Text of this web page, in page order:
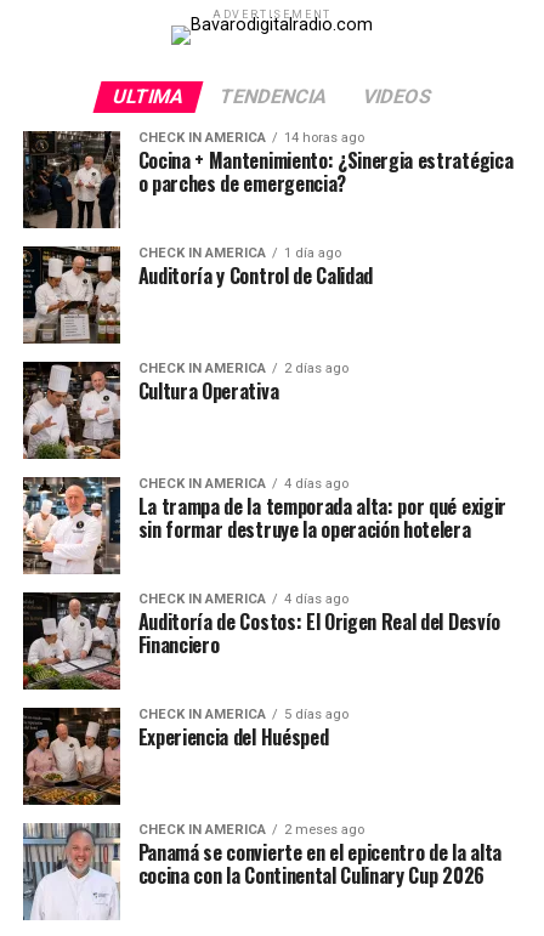
ADVERTISEMENT
ULTIMA TENDENCIA VIDEOS
CHECK IN AMERICA 14 horas ago
Cocina + Mantenimiento: ¿Sinergia estratégica
o parches de emergencia?
CHECK IN AMERICA 1 día ago
Auditoría y Control de Calidad
CHECK IN AMERICA 2 días ago
Cultura Operativa
CHECK IN AMERICA 4 días ago
La trampa de la temporada alta: por qué exigir
sin formar destruye la operación hotelera
CHECK IN AMERICA 4 días ago
Auditoría de Costos: El Origen Real del Desvío
Financiero
CHECK IN AMERICA 5 días ago
Experiencia del Huésped
CHECK IN AMERICA 2 meses ago
Panamá se convierte en el epicentro de la alta
cocina con la Continental Culinary Cup 2026